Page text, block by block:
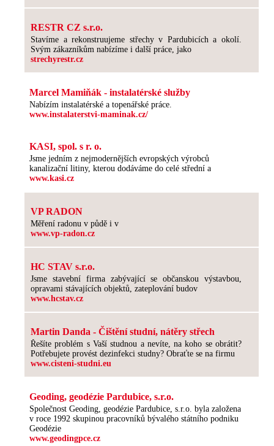
RESTR CZ s.r.o.
Stavíme a rekonstruujeme střechy v Pardubicích a okolí.
Svým zákazníkům nabízíme i další práce, jako
strechyrestr.cz
Marcel Mamiňák - instalatérské služby
Nabízím instalatérské a topenářské práce.
www.instalaterstvi-maminak.cz/
KASI, spol. s r. o.
Jsme jedním z nejmodernějších evropských výrobců
kanalizační litiny, kterou dodáváme do celé střední a
www.kasi.cz
VP RADON
Měření radonu v půdě i v
www.vp-radon.cz
HC STAV s.r.o.
Jsme stavební firma zabývající se občanskou výstavbou,
opravami stávajících objektů, zateplování budov
www.hcstav.cz
Martin Danda - Čištění studní, nátěry střech
Řešíte problém s Vaší studnou a nevíte, na koho se obrátit?
Potřebujete provést dezinfekci studny? Obraťte se na firmu
www.cisteni-studni.eu
Geoding, geodézie Pardubice, s.r.o.
Společnost Geoding, geodézie Pardubice, s.r.o. byla založena
v roce 1992 skupinou pracovníků bývalého státního podniku
Geodézie
www.geodingpce.cz